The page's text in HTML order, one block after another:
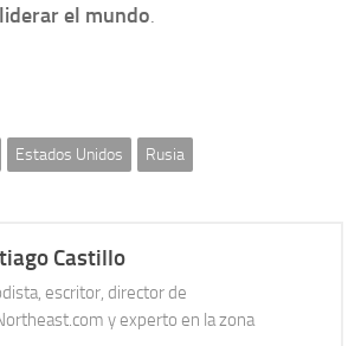
liderar el mundo.
Estados Unidos Rusia
Castillo
escritor, director de
y experto en la zona